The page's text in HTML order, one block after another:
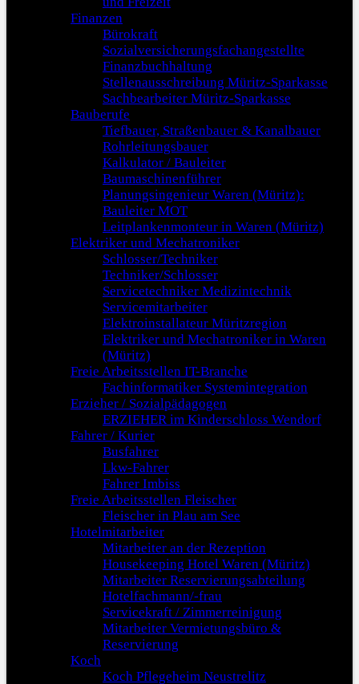
Finanzen
Bürokraft
Sozialversicherungsfachangestellte
Finanzbuchhaltung
Stellenausschreibung Müritz-Sparkasse
Sachbearbeiter Müritz-Sparkasse
Bauberufe
Tiefbauer, Straßenbauer & Kanalbauer
Rohrleitungsbauer
Kalkulator / Bauleiter
Baumaschinenführer
Planungsingenieur Waren (Müritz):
Bauleiter MOT
Leitplankenmonteur in Waren (Müritz)
Elektriker und Mechatroniker
Schlosser/Techniker
Techniker/Schlosser
Servicetechniker Medizintechnik
Servicemitarbeiter
Elektroinstallateur Müritzregion
Elektriker und Mechatroniker in Waren
(Müritz)
Freie Arbeitsstellen IT-Branche
Fachinformatiker Systemintegration
Erzieher / Sozialpädagogen
ERZIEHER im Kinderschloss Wendorf
Fahrer / Kurier
Busfahrer
Lkw-Fahrer
Fahrer Imbiss
Freie Arbeitsstellen Fleischer
Fleischer in Plau am See
Hotelmitarbeiter
Mitarbeiter an der Rezeption
Housekeeping Hotel Waren (Müritz)
Mitarbeiter Reservierungsabteilung
Hotelfachmann/-frau
Servicekraft / Zimmerreinigung
Mitarbeiter Vermietungsbüro &
Reservierung
Koch
Koch Pflegeheim Neustrelitz